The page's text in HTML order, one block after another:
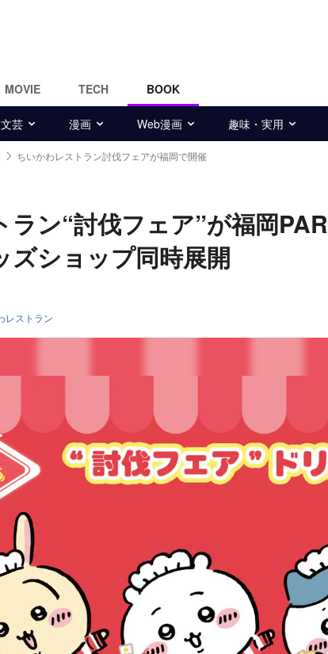
MOVIE TECH BOOK
文芸 漫画 Web漫画 趣味・実用
ちいかわレストラン討伐フェアが福岡で開催
ラン“討伐フェア”が福岡
ズショップ同時展開
レストラン